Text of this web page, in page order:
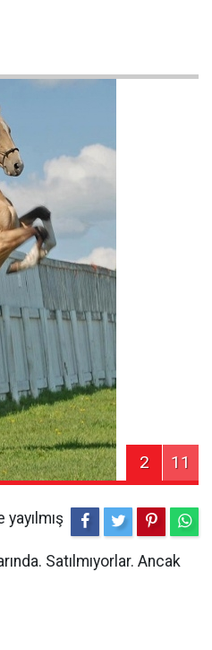
2 11
Satılmıyorlar. Ancak